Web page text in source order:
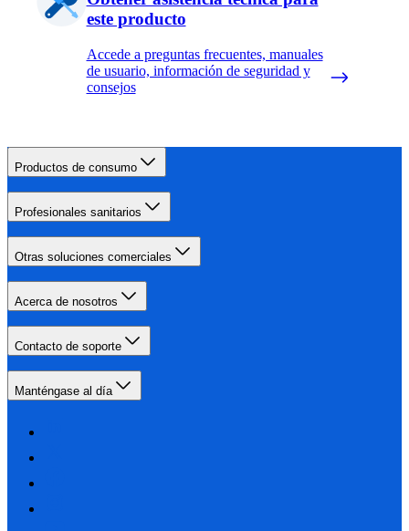
este producto
Accede a preguntas frecuentes, manuales
de usuario, información de seguridad y
consejos
Productos de consumo
Profesionales sanitarios
Otras soluciones comerciales
Acerca de nosotros
Contacto de soporte
Manténgase al día